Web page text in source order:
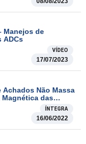
Manejos de
ADCs
VÍDEO
17/07/2023
Achados Não Massa
das
ÍNTEGRA
16/06/2022